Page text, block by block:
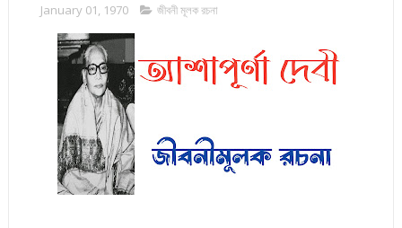
January 01, 1970 জীবনী মূলক রচনা